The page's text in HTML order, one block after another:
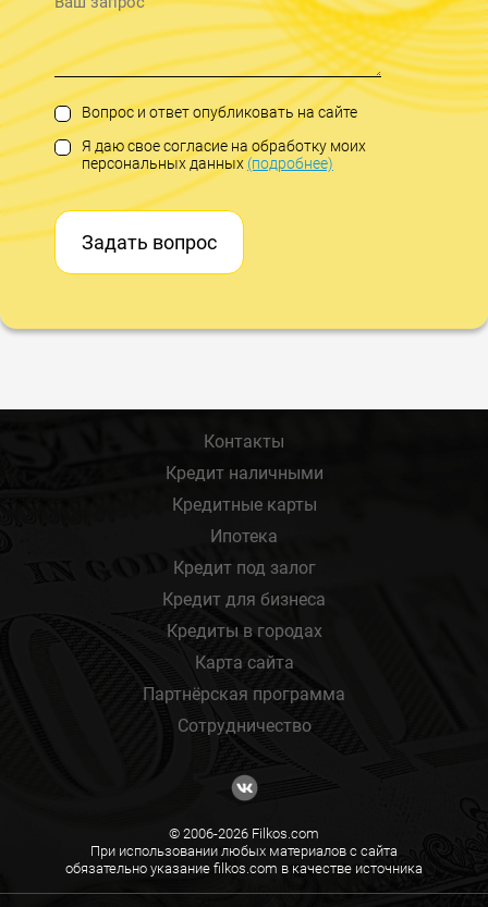
Вопрос и ответ опубликовать на сайте
Я даю свое согласие на обработку моих
персональных данных(подробнее)
Задать вопрос
Контакты
Кредит наличными
Кредитные карты
Ипотека
Кредит под залог
Кредит для бизнеса
Кредиты в городах
Карта сайта
Партнёрская программа
Сотрудничество
© 2006-2026 Filkos.com
При использовании любых материалов с сайта
обязательно указание filkos.com в качестве источника